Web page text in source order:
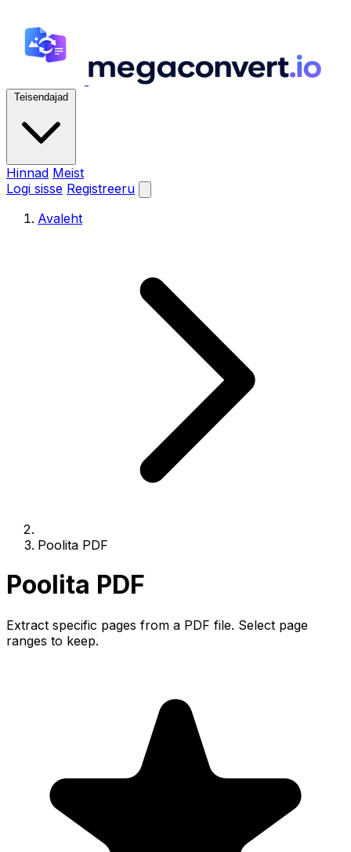
Teisendajad
Hinnad Meist
Logi sisse Registreeru
Avaleht
Poolita PDF
Poolita PDF
Extract specific pages from a PDF file. Select page
ranges to keep.